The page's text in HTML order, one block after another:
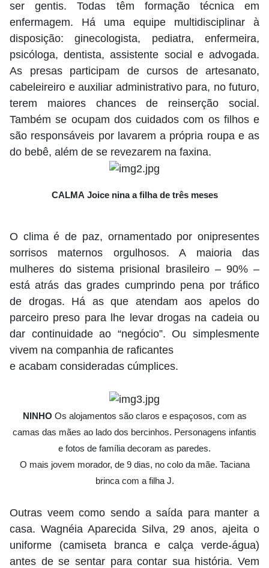
ser gentis. Todas têm formação técnica em
enfermagem. Há uma equipe multidisciplinar à
disposição: ginecologista, pediatra, enfermeira,
psicóloga, dentista, assistente social e advogada.
As presas participam de cursos de artesanato,
cabeleireiro e auxiliar administrativo para, no futuro,
terem maiores chances de reinserção social.
Também se ocupam dos cuidados com os filhos e
são responsáveis por lavarem a própria roupa e as
do bebê, além de se revezarem na faxina.
CALMA Joice nina a filha de três meses
O clima é de paz, ornamentado por onipresentes
sorrisos maternos orgulhosos. A maioria das
mulheres do sistema prisional brasileiro – 90% –
está atrás das grades cumprindo pena por tráfico
de drogas. Há as que atendam aos apelos do
parceiro preso para lhe levar drogas na cadeia ou
dar continuidade ao “negócio”. Ou simplesmente
vivem na companhia de raficantes
e acabam consideradas cúmplices.
NINHO Os alojamentos são claros e espaçosos, com as
camas das mães ao lado dos bercinhos. Personagens infantis
e fotos de família decoram as paredes.
O mais jovem morador, de 9 dias, no colo da mãe. Taciana
brinca com a filha J.
Outras veem como sendo a saída para manter a
casa. Wagnéia Aparecida Silva, 29 anos, ajeita o
uniforme (camiseta branca e calça verde-água)
antes de se sentar para contar sua história. Vem